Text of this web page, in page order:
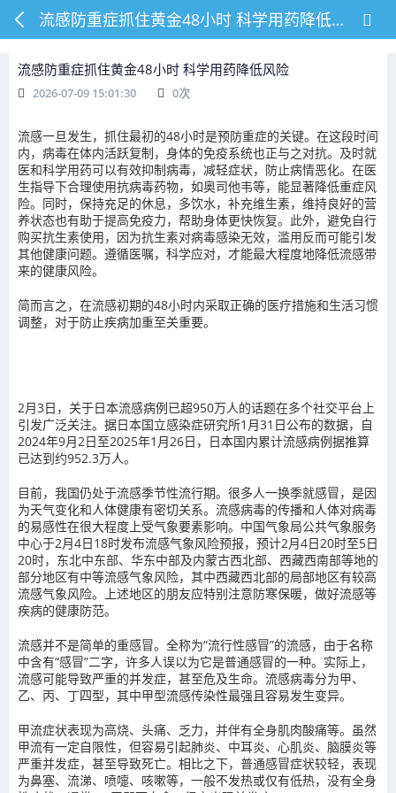
流感防重症抓住黄金48小时 科学用药降低风险
流感防重症抓住黄金48小时 科学用药降低风险
2026-07-09 15:01:30 0次
流感一旦发生，抓住最初的48小时是预防重症的关键。在这段时间
内，病毒在体内活跃复制，身体的免疫系统也正与之对抗。及时就
医和科学用药可以有效抑制病毒，减轻症状，防止病情恶化。在医
生指导下合理使用抗病毒药物，如奥司他韦等，能显著降低重症风
险。同时，保持充足的休息，多饮水，补充维生素，维持良好的营
养状态也有助于提高免疫力，帮助身体更快恢复。此外，避免自行
购买抗生素使用，因为抗生素对病毒感染无效，滥用反而可能引发
其他健康问题。遵循医嘱，科学应对，才能最大程度地降低流感带
来的健康风险。
简而言之，在流感初期的48小时内采取正确的医疗措施和生活习惯
调整，对于防止疾病加重至关重要。
2月3日，关于日本流感病例已超950万人的话题在多个社交平台上
引发广泛关注。据日本国立感染症研究所1月31日公布的数据，自
2024年9月2日至2025年1月26日，日本国内累计流感病例据推算
已达到约952.3万人。
目前，我国仍处于流感季节性流行期。很多人一换季就感冒，是因
为天气变化和人体健康有密切关系。流感病毒的传播和人体对病毒
的易感性在很大程度上受气象要素影响。中国气象局公共气象服务
中心于2月4日18时发布流感气象风险预报，预计2月4日20时至5日
20时，东北中东部、华东中部及内蒙古西北部、西藏西南部等地的
部分地区有中等流感气象风险，其中西藏西北部的局部地区有较高
流感气象风险。上述地区的朋友应特别注意防寒保暖，做好流感等
疾病的健康防范。
流感并不是简单的重感冒。全称为“流行性感冒”的流感，由于名称
中含有“感冒”二字，许多人误以为它是普通感冒的一种。实际上，
流感可能导致严重的并发症，甚至危及生命。流感病毒分为甲、
乙、丙、丁四型，其中甲型流感传染性最强且容易发生变异。
甲流症状表现为高烧、头痛、乏力，并伴有全身肌肉酸痛等。虽然
甲流有一定自限性，但容易引起肺炎、中耳炎、心肌炎、脑膜炎等
严重并发症，甚至导致死亡。相比之下，普通感冒症状较轻，表现
为鼻塞、流涕、喷嚏、咳嗽等，一般不发热或仅有低热，没有全身